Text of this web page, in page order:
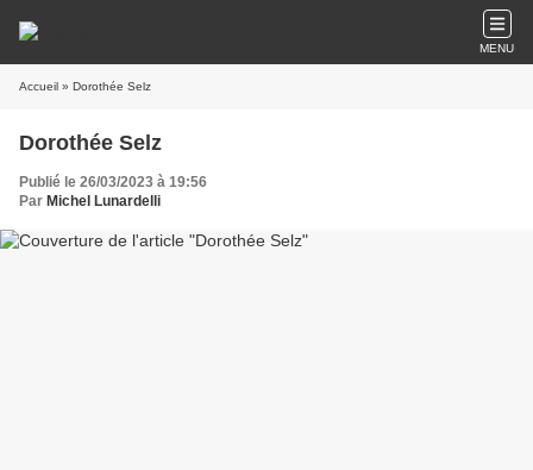
MENU
Accueil » Dorothée Selz
Dorothée Selz
Publié le 26/03/2023 à 19:56
Par Michel Lunardelli